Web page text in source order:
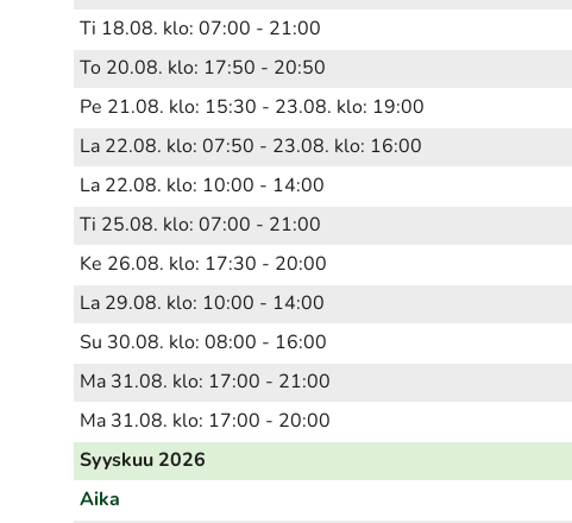
Ti 18.08. klo: 07:00 - 21:00
To 20.08. klo: 17:50 - 20:50
Pe 21.08. klo: 15:30 - 23.08. klo: 19:00
La 22.08. klo: 07:50 - 23.08. klo: 16:00
La 22.08. klo: 10:00 - 14:00
Ti 25.08. klo: 07:00 - 21:00
Ke 26.08. klo: 17:30 - 20:00
La 29.08. klo: 10:00 - 14:00
Su 30.08. klo: 08:00 - 16:00
Ma 31.08. klo: 17:00 - 21:00
Ma 31.08. klo: 17:00 - 20:00
Syyskuu 2026
Aika